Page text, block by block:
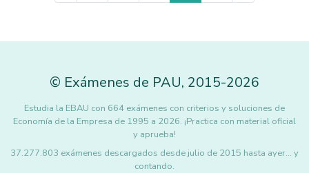
© Exámenes de PAU, 2015-2026
Estudia la EBAU con 664 exámenes con criterios y soluciones de
Economía de la Empresa de 1995 a 2026. ¡Practica con material oficial
y aprueba!
37.277.803 exámenes descargados desde julio de 2015 hasta ayer... y
contando.